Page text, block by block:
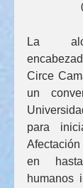
La
Circe
un
para
en
humanos